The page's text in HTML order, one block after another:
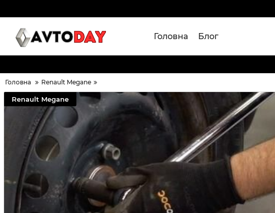
Головна Блог
Головна Renault Megane
Renault Megane